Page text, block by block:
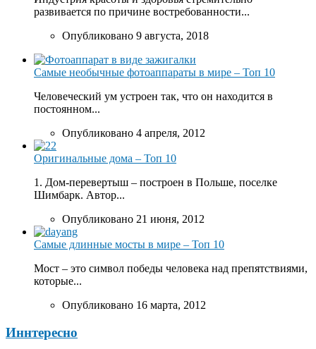
развивается по причине востребованности...
Опубликовано 9 августа, 2018
Самые необычные фотоаппараты в мире – Топ 10
Человеческий ум устроен так, что он находится в
постоянном...
Опубликовано 4 апреля, 2012
Оригинальные дома – Топ 10
1. Дом-перевертыш – построен в Польше, поселке
Шимбарк. Автор...
Опубликовано 21 июня, 2012
Самые длинные мосты в мире – Топ 10
Мост – это символ победы человека над препятствиями,
которые...
Опубликовано 16 марта, 2012
Иннтересно